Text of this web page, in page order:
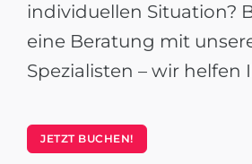
individuellen Situation?
eine Beratung mit
Spezialisten – wir helfen
JETZT BUCHEN!